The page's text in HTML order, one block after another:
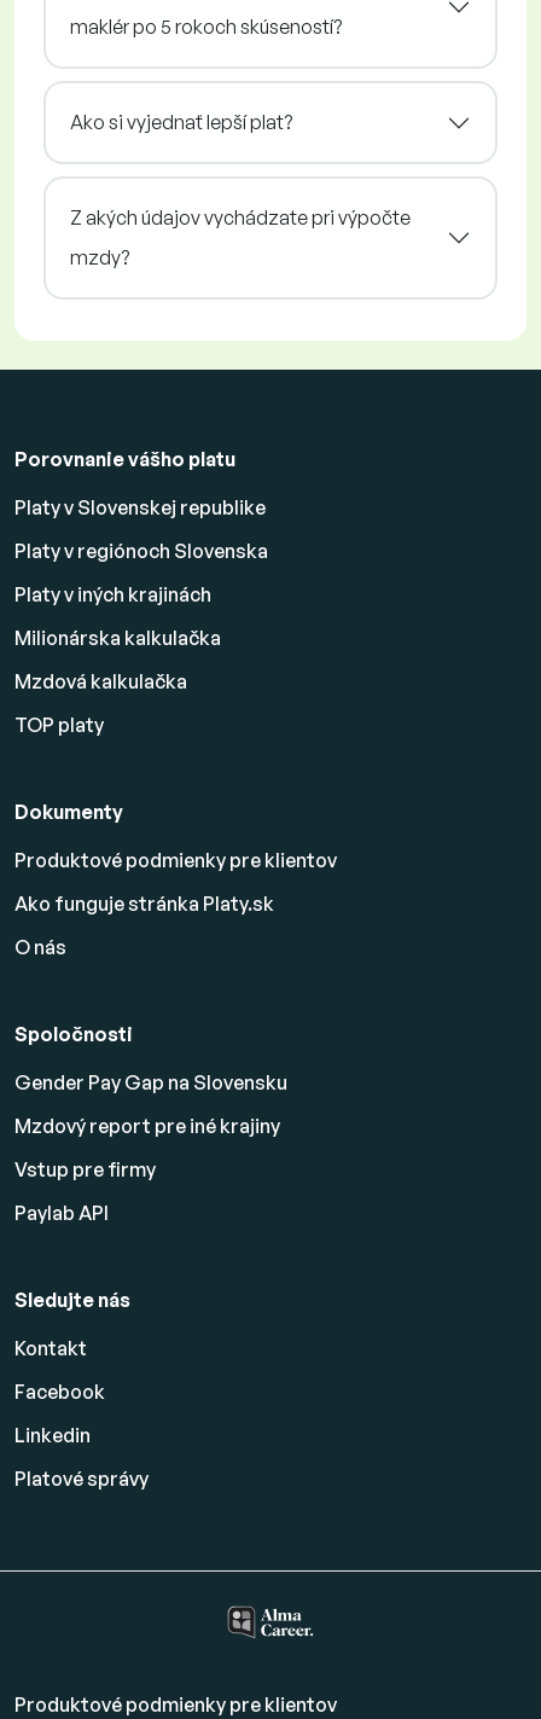
maklér po 5 rokoch skúseností?
Ako si vyjednať lepší plat?
Z akých údajov vychádzate pri výpočte
mzdy?
Porovnanie vášho platu
Platy v Slovenskej republike
Platy v regiónoch Slovenska
Platy v iných krajinách
Milionárska kalkulačka
Mzdová kalkulačka
TOP platy
Dokumenty
Produktové podmienky pre klientov
Ako funguje stránka Platy.sk
O nás
Spoločnosti
Gender Pay Gap na Slovensku
Mzdový report pre iné krajiny
Vstup pre firmy
Paylab API
Sledujte nás
Kontakt
Facebook
Linkedin
Platovésprávy
Produktové podmienky pre klientov